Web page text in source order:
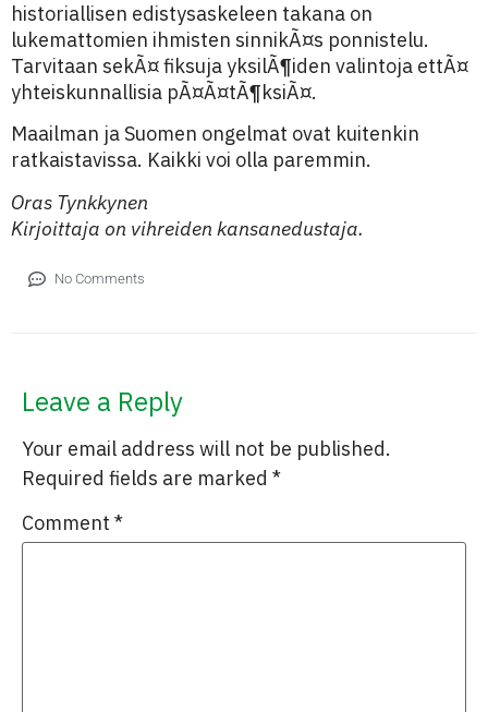
historiallisen edistysaskeleen takana on
lukemattomien ihmisten sinnikÃ¤s ponnistelu.
Tarvitaan sekÃ¤ fiksuja yksilÃ¶iden valintoja ettÃ¤
yhteiskunnallisia pÃ¤Ã¤tÃ¶ksiÃ¤.
Maailman ja Suomen ongelmat ovat kuitenkin
ratkaistavissa. Kaikki voi olla paremmin.
Oras Tynkkynen
Kirjoittaja on vihreiden kansanedustaja.
No Comments
Leave a Reply
Your email address will not be published.
Required fields are marked *
Comment *